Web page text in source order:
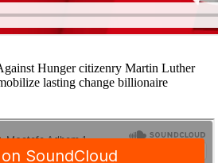
Hunger citizenry Martin Luther
lasting change billionaire